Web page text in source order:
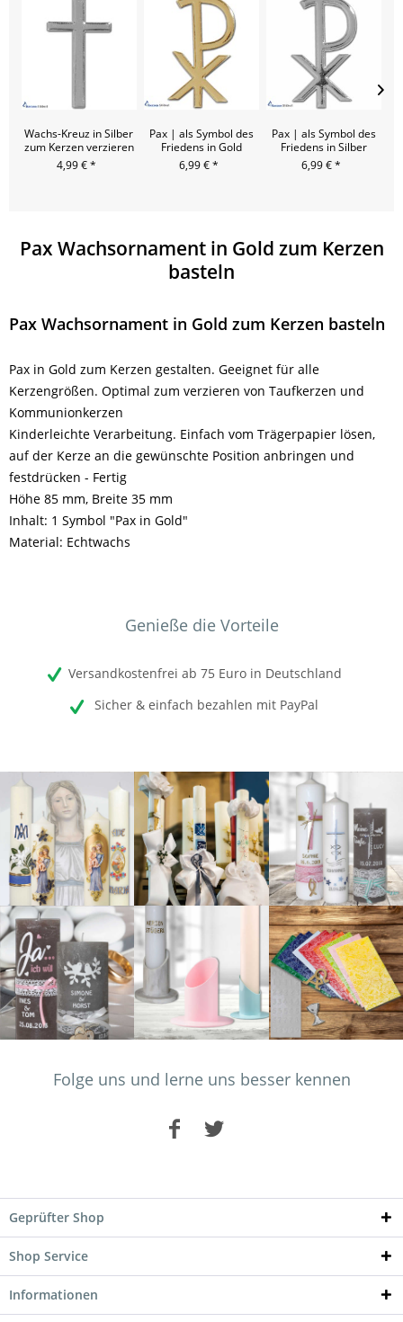
Wachs-Kreuz in Silber
zum Kerzen verzieren
4,99 € *
Pax | als Symbol des
Friedens in Gold
6,99 € *
Pax | als Symbol des
Friedens in Silber
6,99 € *
Pax Wachsornament in Gold zum Kerzen
basteln
Pax Wachsornament in Gold zum Kerzen basteln
Pax in Gold zum Kerzen gestalten. Geeignet für alle
Kerzengrößen. Optimal zum verzieren von Taufkerzen und
Kommunionkerzen
Kinderleichte Verarbeitung. Einfach vom Trägerpapier lösen,
auf der Kerze an die gewünschte Position anbringen und
festdrücken - Fertig
Höhe 85 mm, Breite 35 mm
Inhalt: 1 Symbol "Pax in Gold"
Material: Echtwachs
Genieße die Vorteile
Versandkostenfrei ab 75 Euro in Deutschland
Sicher & einfach bezahlen mit PayPal
Folge uns und lerne uns besser kennen
Geprüfter Shop
Shop Service
Informationen